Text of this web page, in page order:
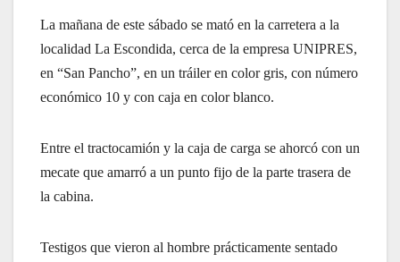
La mañana de este sábado se mató en la carretera a la
localidad La Escondida, cerca de la empresa UNIPRES,
en “San Pancho”, en un tráiler en color gris, con número
económico 10 y con caja en color blanco.
Entre el tractocamión y la caja de carga se ahorcó con un
mecate que amarró a un punto fijo de la parte trasera de
la cabina.
Testigos que vieron al hombre prácticamente sentado